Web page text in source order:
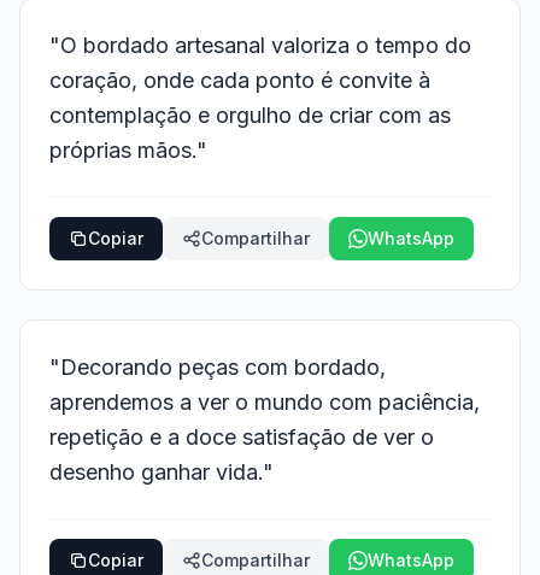
"O bordado artesanal valoriza o tempo do
coração, onde cada ponto é convite à
contemplação e orgulho de criar com as
próprias mãos."
Copiar Compartilhar WhatsApp
"Decorando peças com bordado,
aprendemos a ver o mundo com paciência,
repetição e a doce satisfação de ver o
desenho ganhar vida."
Copiar Compartilhar WhatsApp